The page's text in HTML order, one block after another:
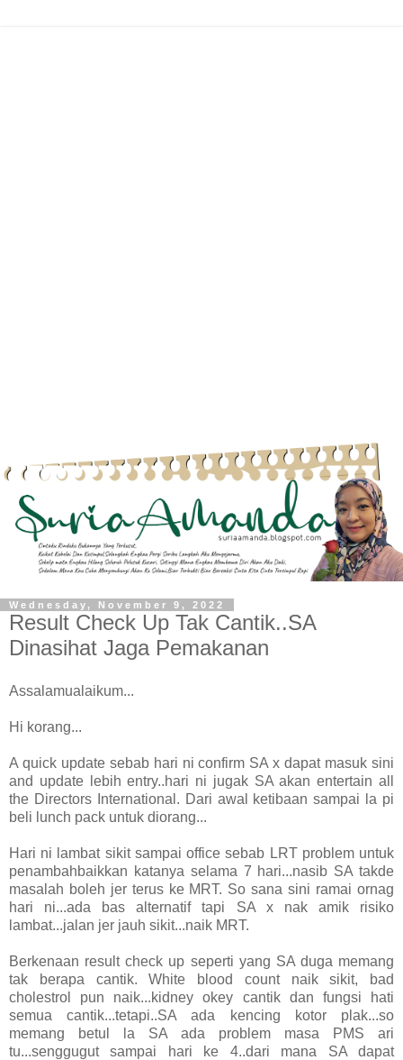
Wednesday, November 9, 2022
Result Check Up Tak Cantik..SA
Dinasihat Jaga Pemakanan
Assalamualaikum...
Hi korang...
A quick update sebab hari ni confirm SA x dapat masuk sini
and update lebih entry..hari ni jugak SA akan entertain all
the Directors International. Dari awal ketibaan sampai la pi
beli lunch pack untuk diorang...
Hari ni lambat sikit sampai office sebab LRT problem untuk
penambahbaikkan katanya selama 7 hari...nasib SA takde
masalah boleh jer terus ke MRT. So sana sini ramai ornag
hari ni...ada bas alternatif tapi SA x nak amik risiko
lambat...jalan jer jauh sikit...naik MRT.
Berkenaan result check up seperti yang SA duga memang
tak berapa cantik. White blood count naik sikit, bad
cholestrol pun naik...kidney okey cantik dan fungsi hati
semua cantik...tetapi..SA ada kencing kotor plak...so
memang betul la SA ada problem masa PMS ari
tu...senggugut sampai hari ke 4..dari mana SA dapat